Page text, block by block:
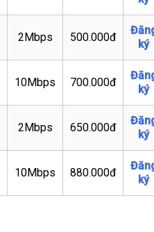
2Mbps 500.000đ
ký
10Mbps 700.000đ
ký
2Mbps 650.000đ
ký
10Mbps 880.000đ
ký